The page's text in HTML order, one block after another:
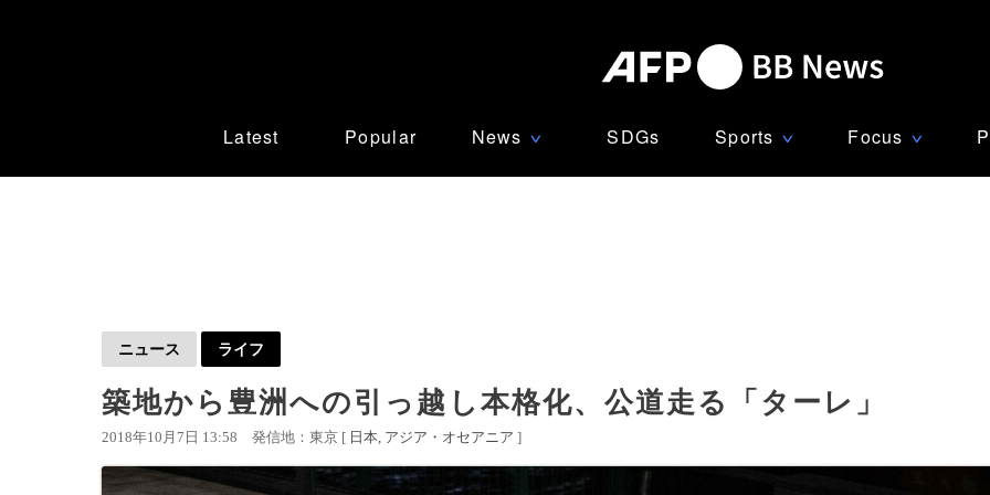
Latest Popular News ∨ SDGs Sports ∨ Focus ∨
ニュース ライフ
築地から豊洲への引っ越し本格化、公道走る「ターレ」
2018年10月7日 13:58 発信地：東京 [ 日本 アジア・オセアニア ]